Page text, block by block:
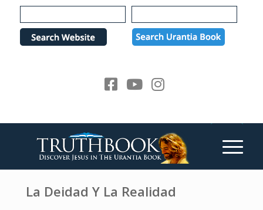
t
T
e
a
d
e
La Deidad Y La Realidad